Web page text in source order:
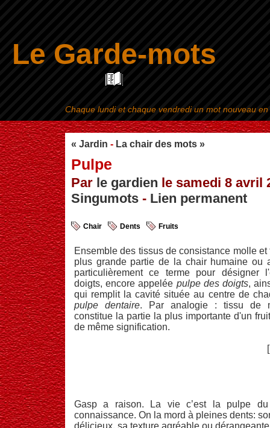
Le Garde-mots
Aller au contenu|
« Jardin - La chair des mots »
Pulpe
Par le gardien le samedi 8 avril
Singumots - Lien permanent
Chair Dents Fruits
Ensemble des tissus de consistance molle
plus grande partie de la chair humaine ou
particulièrement ce terme pour désigner
doigts, encore appelée pulpe des doigts,
qui remplit la cavité située au centre de
pulpe dentaire. Par analogie : tissu de
constitue la partie la plus importante d'un
de même signification.
Gasp a raison. La vie c’est la pulpe
connaissance. On la mord à pleines dents:
délicieux, sa texture agréable ou
Chaque lundi et chaque vendredi un mot nouveau